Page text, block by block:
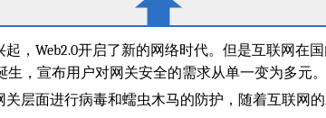
，Web2.0开启了新的网络时代。但是互联网在
，宣布用户对网关安全的需求从单一变为多元。
层面进行病毒和蠕虫木马的防护，随着互联网